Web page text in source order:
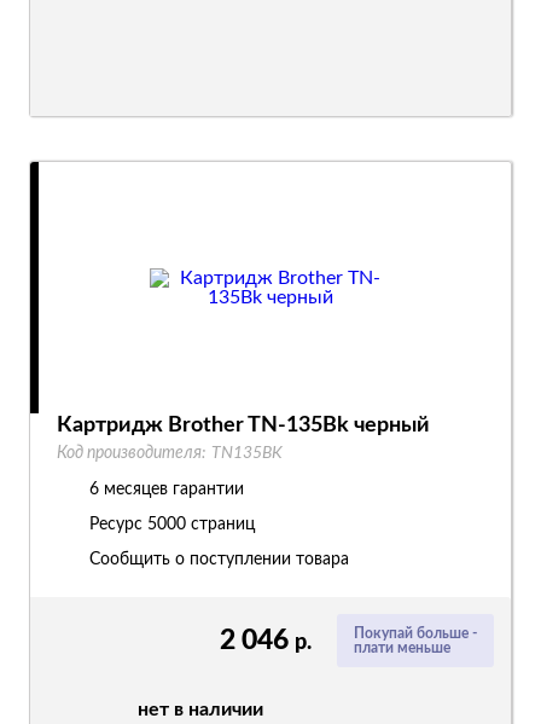
Покупай больше -
плати меньше
2 046 р.
нет в наличии
Картридж Brother TN-135Bk черный
Код производителя: TN135BK
6 месяцев гарантии
Ресурс 5000 страниц
Сообщить о поступлении товара